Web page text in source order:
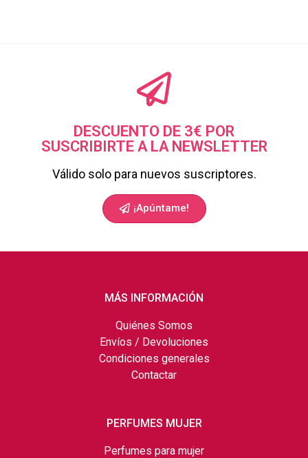
DESCUENTO DE 3€ POR
SUSCRIBIRTE A LA NEWSLETTER
Válido solo para nuevos suscriptores.
¡Apúntame!
MÁS INFORMACIÓN
Quiénes Somos
Envíos / Devoluciones
Condiciones generales
Contactar
PERFUMES MUJER
Perfumes para mujer